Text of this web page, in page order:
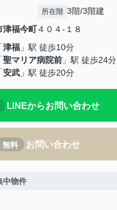
所在階 3階/3階建
津福今町４０４-１８
「津福 」駅 徒歩10分
「聖マリア病院前 」駅 徒歩24分
「安武 」駅 徒歩20分
LINEからお問い合わせ
無料 お問い合わせ
中物件